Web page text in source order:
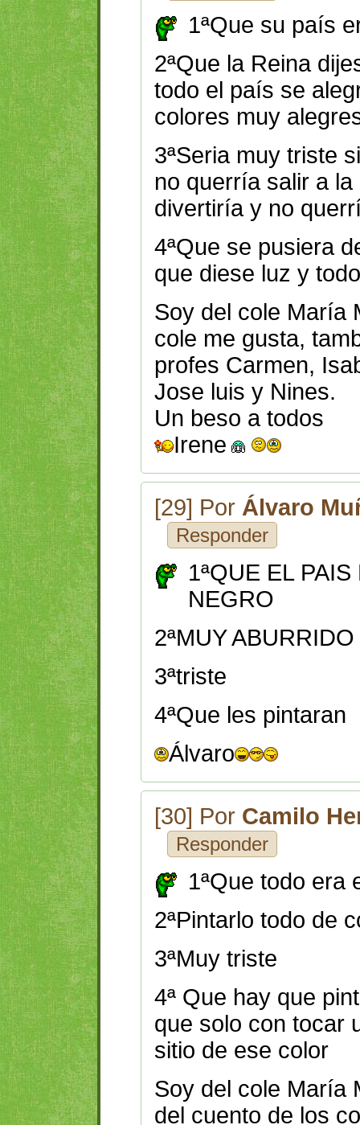
1ªQue su país
2ªQue la Reina
todo el país se
colores muy
3ªSeria muy triste
no querría salir a
divertiría y no
4ªQue se pusiera
que diese luz y
Soy del cole María
cole me gusta,
profes Carmen,
Jose luis y Nines.
Un beso a todos
Irene
[29] Por Álvaro
Responder
1ªQUE EL
NEGRO
2ªMUY
3ªtriste
4ªQue les pintaran
Álvaro
[30] Por Camilo
Responder
1ªQue todo era
2ªPintarlo todo de
3ªMuy triste
4ª Que hay que
que solo con tocar
sitio de ese color
Soy del cole María
del cuento de los